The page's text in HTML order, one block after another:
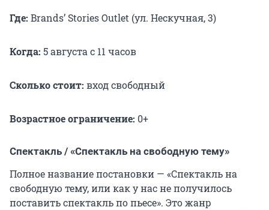
Где: Brands’ Stories Outlet (ул. Нескучная, 3)
Когда: 5 августа с 11 часов
Сколько стоит: вход свободный
Возрастное ограничение: 0+
Спектакль / «Спектакль на свободную тему»
Полное название постановки — «Спектакль на
свободную тему, или как у нас не получилось
поставить спектакль по пьесе». Это жанр